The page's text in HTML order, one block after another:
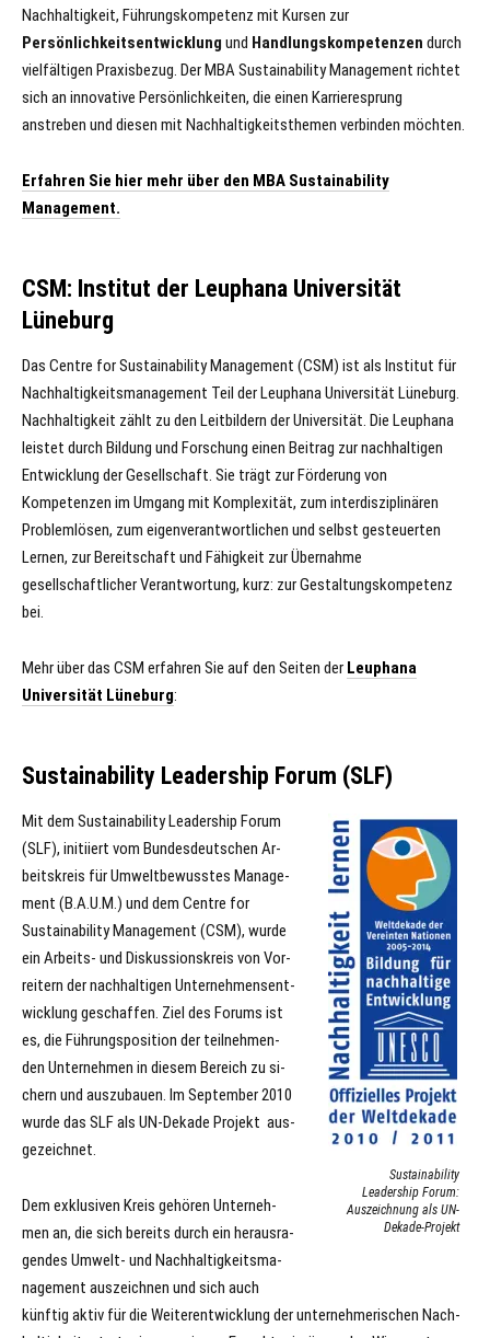
Nachhaltigkeit, Führungskompetenz mit Kursen zur
Persönlichkeitsentwicklung und Handlungskompetenzen durch
vielfältigen Praxisbezug. Der MBA Sustainability Management richtet
sich an innovative Persönlichkeiten, die einen Karrieresprung
anstreben und diesen mit Nachhaltigkeitsthemen verbinden möchten.
Erfahren Sie hier mehr über den MBA Sustainability
Management.
CSM: Institut der Leuphana Universität
Lüneburg
Das Centre for Sustainability Management (CSM) ist als Institut für
Nachhaltigkeitsmanagement Teil der Leuphana Universität Lüneburg.
Nachhaltigkeit zählt zu den Leitbildern der Universität. Die Leuphana
leistet durch Bildung und Forschung einen Beitrag zur nachhaltigen
Entwicklung der Gesellschaft. Sie trägt zur Förderung von
Kompetenzen im Umgang mit Komplexität, zum interdisziplinären
Problemlösen, zum eigenverantwortlichen und selbst gesteuerten
Lernen, zur Bereitschaft und Fähigkeit zur Übernahme
gesellschaftlicher Verantwortung, kurz: zur Gestaltungskompetenz
bei.
Mehr über das CSM erfahren Sie auf den Seiten der Leuphana
Universität Lüneburg:
Sustainability Leadership Forum (SLF)
Sustainability
Leadership Forum:
Auszeichnung als UN-
Dekade-Projekt
Mit dem Sustaina­bi­li­ty Lea­dership Fo­rum
(SLF), in­iti­iert vom Bun­des­deut­schen Ar­
beits­kreis für Um­welt­be­wuss­tes Ma­nage­
ment (B.A.U.M.) und dem Cent­re for
Sustaina­bi­li­ty Ma­nage­ment (CSM), wur­de
ein Ar­beits- und Dis­kus­si­ons­kreis von Vor­
rei­tern der nach­hal­ti­gen Un­ter­neh­mens­ent­
wick­lung ge­schaf­fen. Ziel des Fo­rums ist
es, die Führungs­po­si­ti­on der teil­neh­men­
den Un­ter­neh­men in die­sem Be­reich zu si­
chern und aus­zu­bau­en. Im Sep­tem­ber 2010
wur­de das SLF als UN-Dekade Projekt aus­
ge­zeich­net.
Dem ex­klu­si­ven Kreis gehören Un­ter­neh­
men an, die sich be­reits durch ein her­aus­ra­
gen­des Um­welt- und Nach­hal­tig­keits­ma­
nage­ment aus­zeich­nen und sich auch
künf­tig ak­tiv für die Wei­ter­ent­wick­lung der un­ter­neh­me­ri­schen Nach­